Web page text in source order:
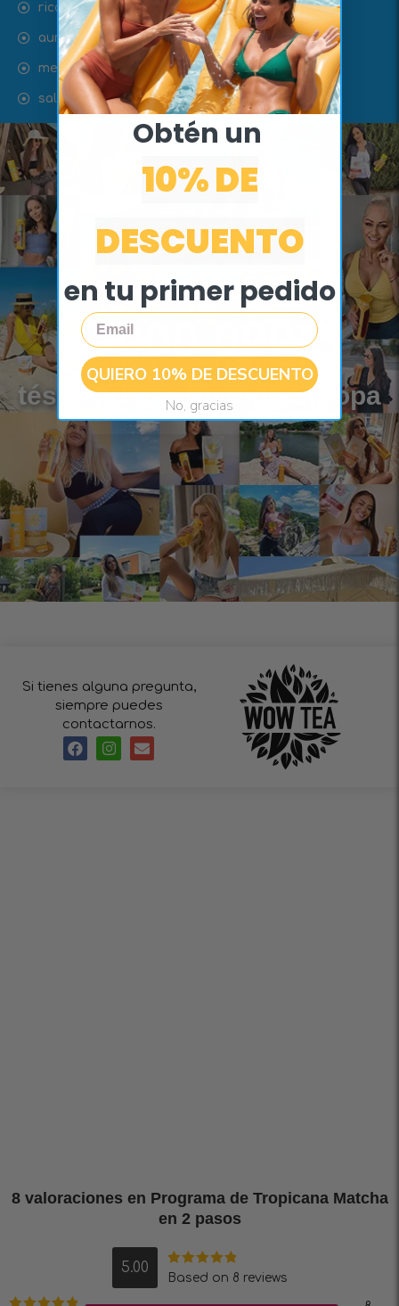
rico en antioxidantes
aumento de energía equilibrado
mezcla detox enriquecida
salud cardíaca + enfoque cognitivo
3 000 000+
tés vendidos en toda Europa
Si tienes alguna pregunta,
siempre puedes
contactarnos.
8 valoraciones en Programa de Tropicana Matcha
en 2 pasos
5.00
Valorado en
Based on 8 reviews
Obtén un ​
10% DE
DESCUENTO
en tu primer pedido
Email
QUIERO 10% DE DESCUENTO
No, gracias